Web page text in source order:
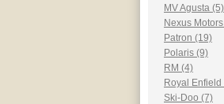
MV Agusta (5)
Nexus
Patron (19)
Polaris (9)
RM (4)
Royal Enfield
Ski-Doo (7)